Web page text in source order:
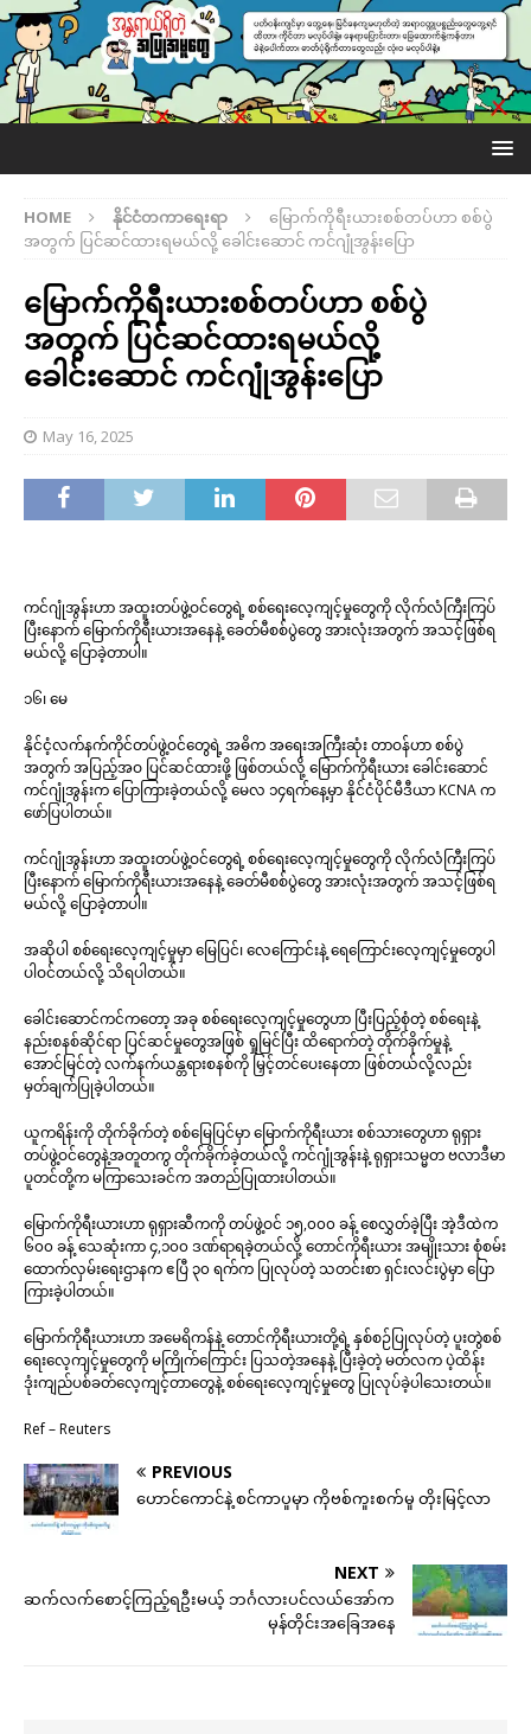
HOME နိုင်ငံတကာရေးရာ
မြောက်ကိုရီးယားစစ်တပ်ဟာ စစ်ပွဲ
အတွက် ပြင်ဆင်ထားရမယ်လို့ ခေါင်းဆောင် ကင်ဂျုံအွန်းပြော
မြောက်ကိုရီးယားစစ်တပ်ဟာ စစ်ပွဲ
အတွက် ပြင်ဆင်ထားရမယ်လို့
ခေါင်းဆောင် ကင်ဂျုံအွန်းပြော
May 16, 2025
ကင်ဂျုံအွန်းဟာ အထူးတပ်ဖွဲ့ဝင်တွေရဲ့ စစ်ရေးလေ့ကျင့်မှုတွေကို လိုက်လံကြီးကြပ်
ပြီးနောက် မြောက်ကိုရီးယားအနေနဲ့ ခေတ်မီစစ်ပွဲတွေ အားလုံးအတွက် အသင့်ဖြစ်ရ
မယ်လို့ ပြောခဲ့တာပါ။
၁၆၊ မေ
နိုင်ငံ့လက်နက်ကိုင်တပ်ဖွဲ့ဝင်တွေရဲ့ အဓိက အရေးအကြီးဆုံး တာဝန်ဟာ စစ်ပွဲ
အတွက် အပြည့်အဝ ပြင်ဆင်ထားဖို့ ဖြစ်တယ်လို့ မြောက်ကိုရီးယား ခေါင်းဆောင်
ကင်ဂျုံအွန်းက ပြောကြားခဲ့တယ်လို့ မေလ ၁၄ရက်နေ့မှာ နိုင်ငံပိုင်မီဒီယာ KCNA က
ဖော်ပြပါတယ်။
ကင်ဂျုံအွန်းဟာ အထူးတပ်ဖွဲ့ဝင်တွေရဲ့ စစ်ရေးလေ့ကျင့်မှုတွေကို လိုက်လံကြီးကြပ်
ပြီးနောက် မြောက်ကိုရီးယားအနေနဲ့ ခေတ်မီစစ်ပွဲတွေ အားလုံးအတွက် အသင့်ဖြစ်ရ
မယ်လို့ ပြောခဲ့တာပါ။
အဆိုပါ စစ်ရေးလေ့ကျင့်မှုမှာ မြေပြင်၊ လေကြောင်းနဲ့ ရေကြောင်းလေ့ကျင့်မှုတွေပါ
ပါဝင်တယ်လို့ သိရပါတယ်။
ခေါင်းဆောင်ကင်ကတော့ အခု စစ်ရေးလေ့ကျင့်မှုတွေဟာ ပြီးပြည့်စုံတဲ့ စစ်ရေးနဲ့
နည်းစနစ်ဆိုင်ရာ ပြင်ဆင်မှုတွေအဖြစ် ရှုမြင်ပြီး ထိရောက်တဲ့ တိုက်ခိုက်မှုနဲ့
အောင်မြင်တဲ့ လက်နက်ယန္တရားစနစ်ကို မြှင့်တင်ပေးနေတာ ဖြစ်တယ်လို့လည်း
မှတ်ချက်ပြုခဲ့ပါတယ်။
ယူကရိန်းကို တိုက်ခိုက်တဲ့ စစ်မြေပြင်မှာ မြောက်ကိုရီးယား စစ်သားတွေဟာ ရုရှား
တပ်ဖွဲ့ဝင်တွေနဲ့အတူတကွ တိုက်ခိုက်ခဲ့တယ်လို့ ကင်ဂျုံအွန်းနဲ့ ရုရှားသမ္မတ ဗလာဒီမာ
ပူတင်တို့က မကြာသေးခင်က အတည်ပြုထားပါတယ်။
မြောက်ကိုရီးယားဟာ ရုရှားဆီကကို တပ်ဖွဲ့ဝင် ၁၅,၀၀၀ ခန့် စေလွှတ်ခဲ့ပြီး အဲ့ဒီထဲက
၆၀၀ ခန့် သေဆုံးကာ ၄,၁၀၀ ဒဏ်ရာရခဲ့တယ်လို့ တောင်ကိုရီးယား အမျိုးသား စုံစမ်း
ထောက်လှမ်းရေးဌာနက ဧပြီ ၃၀ ရက်က ပြုလုပ်တဲ့ သတင်းစာ ရှင်းလင်းပွဲမှာ ပြော
ကြားခဲ့ပါတယ်။
မြောက်ကိုရီးယားဟာ အမေရိကန်နဲ့ တောင်ကိုရီးယားတို့ရဲ့ နှစ်စဉ်ပြုလုပ်တဲ့ ပူးတွဲစစ်
ရေးလေ့ကျင့်မှုတွေကို မကြိုက်ကြောင်း ပြသတဲ့အနေနဲ့ ပြီးခဲ့တဲ့ မတ်လက ပဲ့ထိန်း
ဒုံးကျည်ပစ်ခတ်လေ့ကျင့်တာတွေနဲ့ စစ်ရေးလေ့ကျင့်မှုတွေ ပြုလုပ်ခဲ့ပါသေးတယ်။
Ref – Reuters
PREVIOUS
ဟောင်ကောင်နဲ့ စင်ကာပူမှာ ကိုဗစ်ကူးစက်မှု တိုးမြင့်လာ
NEXT
ဆက်လက်စောင့်ကြည့်ရဦးမယ့် ဘင်္ဂလားပင်လယ်အော်က
မုန်တိုင်းအခြေအနေ